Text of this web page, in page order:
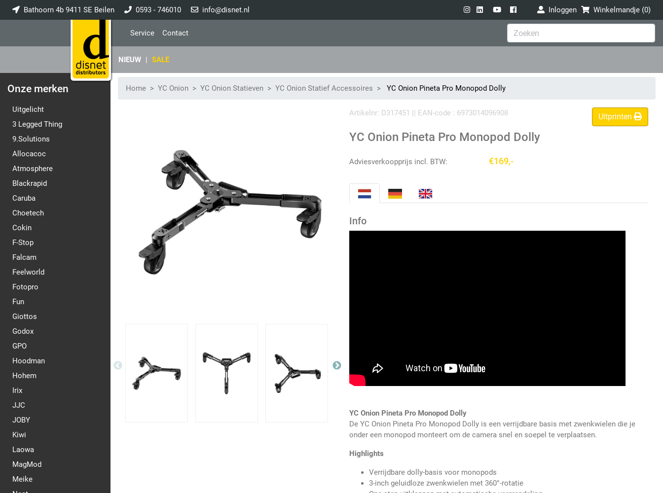
Bathoorn 4b 9411 SE Beilen 0593 - 746010 info@disnet.nl Inloggen Winkelmandje (0)
Service Contact
NIEUW | SALE
Onze merken
Uitgelicht
3 Legged Thing
9.Solutions
Allocacoc
Atmosphere
Blackrapid
Caruba
Choetech
Cokin
F-Stop
Falcam
Feelworld
Fotopro
Fun
Giottos
Godox
GPO
Hoodman
Hohem
Irix
JJC
JOBY
Kiwi
Laowa
MagMod
Meike
Home YC Onion YC Onion Statieven YC Onion Statief Accessoires YC Onion Pineta Pro Monopod Dolly
Artikelnr: D317451 || EAN-code : 6973014096908 Uitprinten
YC Onion Pineta Pro Monopod Dolly
Adviesverkoopprijs incl. BTW: €169,-
Info
YC Onion Pineta Pro Monopod Dolly
De YC Onion Pineta Pro Monopod Dolly is een verrijdbare basis met zwenkwielen die je
onder een monopod monteert om de camera snel en soepel te verplaatsen.
Highlights
Verrijdbare dolly-basis voor monopods
3-inch geluidloze zwenkwielen met 360°-rotatie